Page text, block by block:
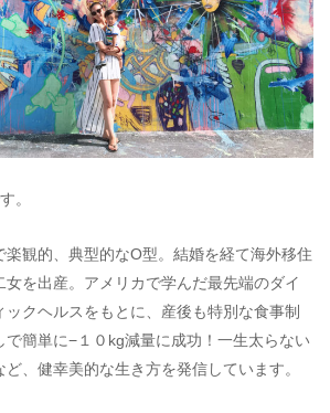
。
楽観的、典型的なO型。結婚を経て海外移住
女を出産。アメリカで学んだ最先端のダイ
クヘルスをもとに、産後も特別な食事制
で簡単に−１０kg減量に成功！一生太らない
、健幸美的な生き方を発信しています。